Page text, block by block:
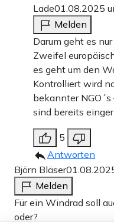
Lade01.08.2025
Melden
Darum geht es
Zweifel
es geht um den
Kontrolliert wird
bekannter
sind bereits
5
Antworten
Björn Bläser
Melden
Für ein Windrad soll
oder?